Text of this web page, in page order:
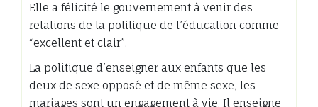
Elle a félicité le gouvernement à venir des
relations de la politique de l’éducation comme
“excellent et clair”.
La politique d’enseigner aux enfants que les
deux de sexe opposé et de même sexe, les
mariages sont un engagement à vie. Il enseigne